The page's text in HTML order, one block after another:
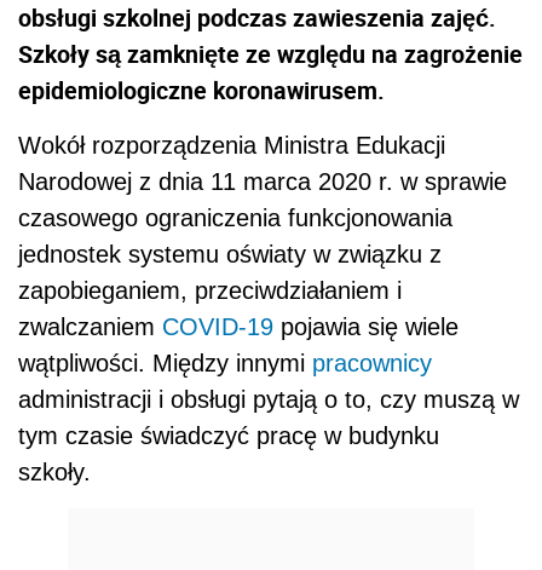
obsługi szkolnej podczas zawieszenia zajęć.
Szkoły są zamknięte ze względu na zagrożenie
epidemiologiczne koronawirusem.
Wokół rozporządzenia Ministra Edukacji
Narodowej z dnia 11 marca 2020 r. w sprawie
czasowego ograniczenia funkcjonowania
jednostek systemu oświaty w związku z
zapobieganiem, przeciwdziałaniem i
zwalczaniem COVID-19 pojawia się wiele
wątpliwości. Między innymi pracownicy
administracji i obsługi pytają o to, czy muszą w
tym czasie świadczyć pracę w budynku
szkoły.